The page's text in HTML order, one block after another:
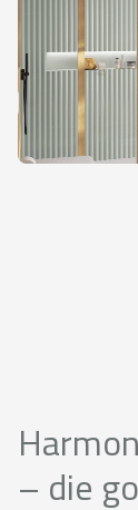
– die